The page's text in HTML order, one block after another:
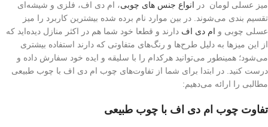
میز عسلی لومان در انواع جنس های چوبی، ام دی اف، فلزی و شیشه‌ای
تقسیم بندی می‌شوند. در بین موارد نام برده شده بیشترین کاربرد را میز
عسلی چوبی و ام دی اف دارند و قطعا خود شما هم در اکثر منازل دیده‌اید که
از این میزها به دلیل طرح‌ها و رنگ‌های متفاوتی که دارند استفاده بیشتری
می‌شود؛ همینطور می‌توانید هرکدام را با سلیقه و ایده خود سفارش داده و
درست کنید. در ابتدا برای شما از تفاوت‌های چوب ام دی اف با چوب طبیعی
مطالبی را ارائه می‌دهیم:
تفاوت چوب ام دی اف با چوب طبیعی